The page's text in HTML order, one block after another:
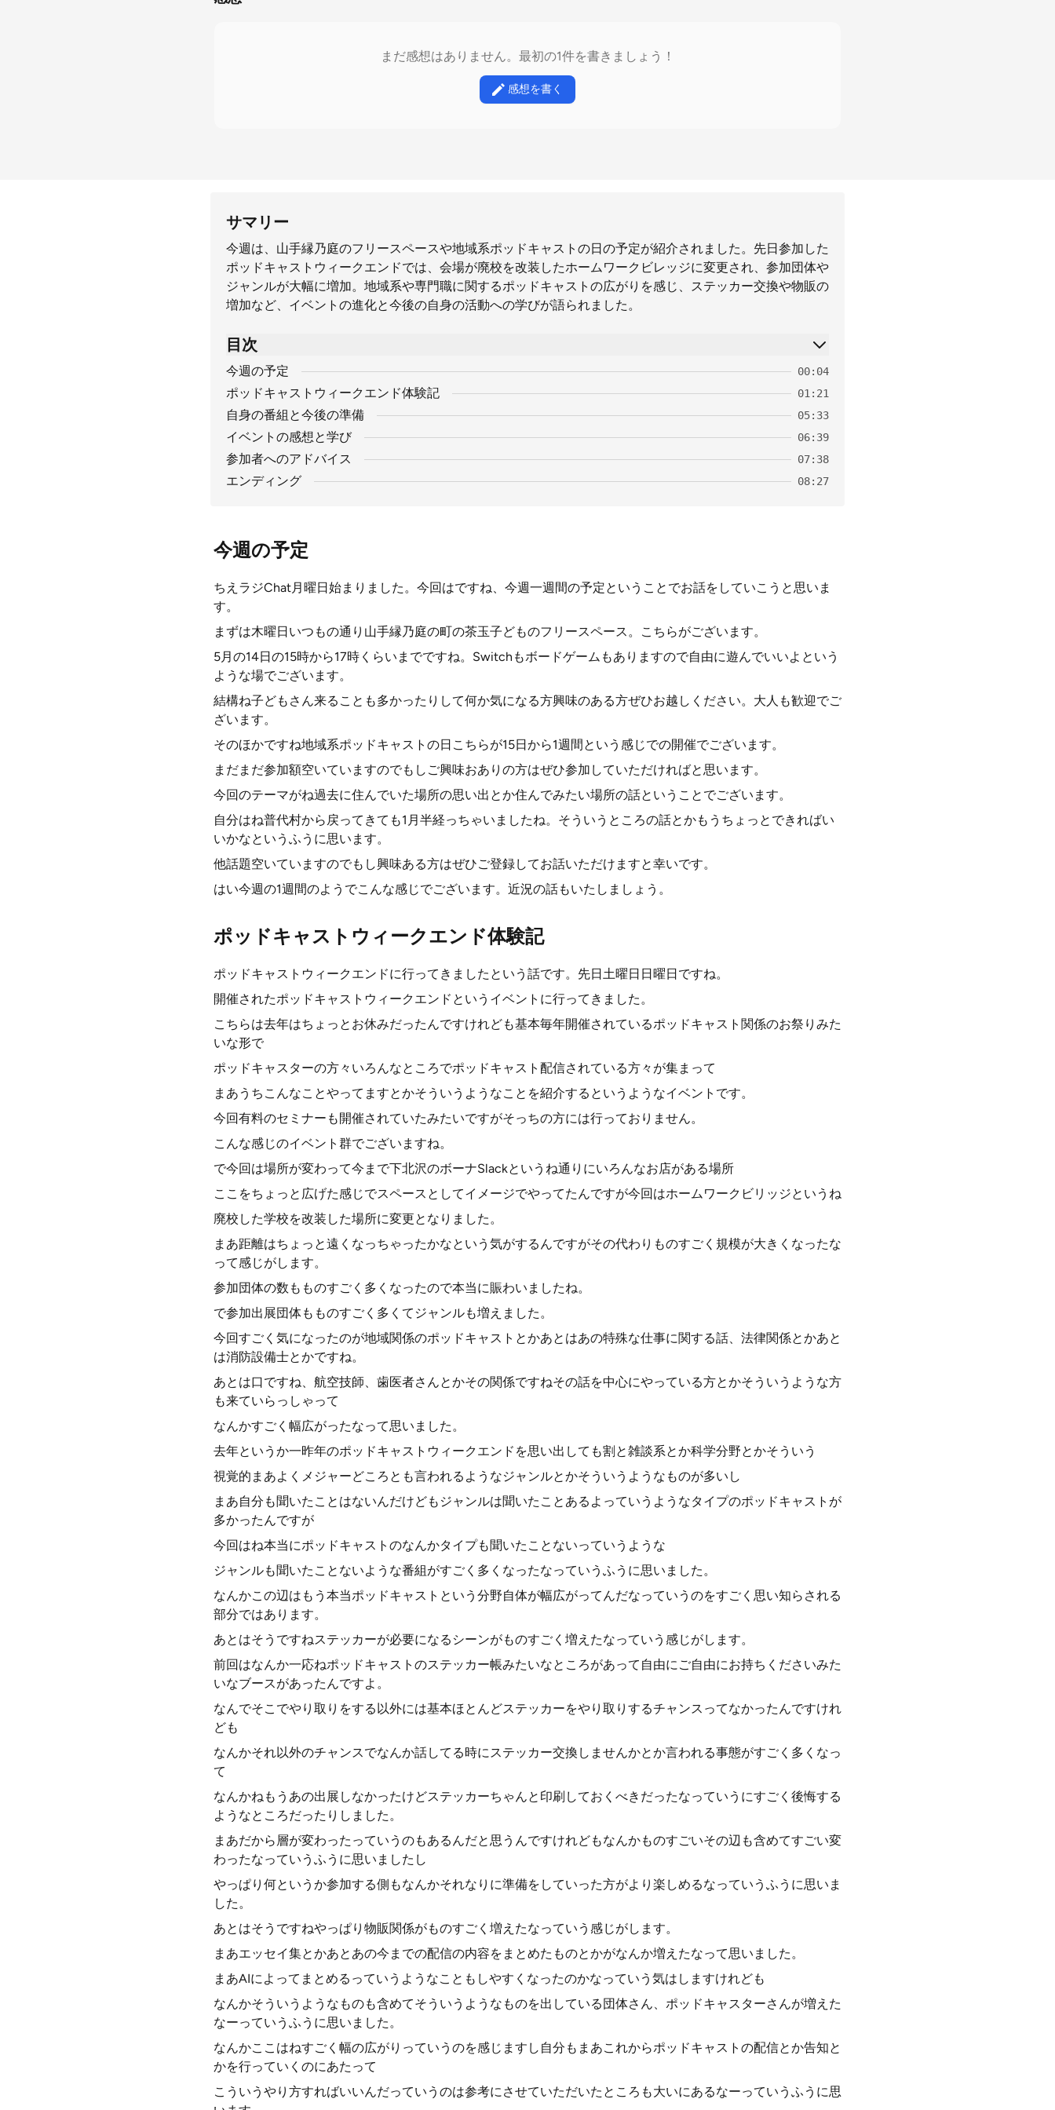
まだ感想はありません。最初の1件を書きましょう！
感想を書く
サマリー
今週は、山手縁乃庭のフリースペースや地域系ポッドキャストの日の予定が紹介されました。先日参加した
ポッドキャストウィークエンドでは、会場が廃校を改装したホームワークビレッジに変更され、参加団体や
ジャンルが大幅に増加。地域系や専門職に関するポッドキャストの広がりを感じ、ステッカー交換や物販の
増加など、イベントの進化と今後の自身の活動への学びが語られました。
目次
今週の予定 00:04
ポッドキャストウィークエンド体験記 01:21
自身の番組と今後の準備 05:33
イベントの感想と学び 06:39
参加者へのアドバイス 07:38
エンディング 08:27
今週の予定
ちえラジChat月曜日始まりました。今回はですね、今週一週間の予定ということでお話をしていこうと思いま
す。
まずは木曜日いつもの通り山手縁乃庭の町の茶玉子どものフリースペース。こちらがございます。
5月の14日の15時から17時くらいまでですね。Switchもボードゲームもありますので自由に遊んでいいよという
ような場でございます。
結構ね子どもさん来ることも多かったりして何か気になる方興味のある方ぜひお越しください。大人も歓迎でご
ざいます。
そのほかですね地域系ポッドキャストの日こちらが15日から1週間という感じでの開催でございます。
まだまだ参加額空いていますのでもしご興味おありの方はぜひ参加していただければと思います。
今回のテーマがね過去に住んでいた場所の思い出とか住んでみたい場所の話ということでございます。
自分はね普代村から戻ってきても1月半経っちゃいましたね。そういうところの話とかもうちょっとできればい
いかなというふうに思います。
他話題空いていますのでもし興味ある方はぜひご登録してお話いただけますと幸いです。
はい今週の1週間のようでこんな感じでございます。近況の話もいたしましょう。
ポッドキャストウィークエンド体験記
ポッドキャストウィークエンドに行ってきましたという話です。先日土曜日日曜日ですね。
開催されたポッドキャストウィークエンドというイベントに行ってきました。
こちらは去年はちょっとお休みだったんですけれども基本毎年開催されているポッドキャスト関係のお祭りみた
いな形で
ポッドキャスターの方々いろんなところでポッドキャスト配信されている方々が集まって
まあうちこんなことやってますとかそういうようなことを紹介するというようなイベントです。
今回有料のセミナーも開催されていたみたいですがそっちの方には行っておりません。
こんな感じのイベント群でございますね。
で今回は場所が変わって今まで下北沢のボーナSlackというね通りにいろんなお店がある場所
ここをちょっと広げた感じでスペースとしてイメージでやってたんですが今回はホームワークビリッジというね
廃校した学校を改装した場所に変更となりました。
まあ距離はちょっと遠くなっちゃったかなという気がするんですがその代わりものすごく規模が大きくなったな
って感じがします。
参加団体の数もものすごく多くなったので本当に賑わいましたね。
で参加出展団体もものすごく多くてジャンルも増えました。
今回すごく気になったのが地域関係のポッドキャストとかあとはあの特殊な仕事に関する話、法律関係とかあと
は消防設備士とかですね。
あとは口ですね、航空技師、歯医者さんとかその関係ですねその話を中心にやっている方とかそういうような方
も来ていらっしゃって
なんかすごく幅広がったなって思いました。
去年というか一昨年のポッドキャストウィークエンドを思い出しても割と雑談系とか科学分野とかそういう
視覚的まあよくメジャーどころとも言われるようなジャンルとかそういうようなものが多いし
まあ自分も聞いたことはないんだけどもジャンルは聞いたことあるよっていうようなタイプのポッドキャストが
多かったんですが
今回はね本当にポッドキャストのなんかタイプも聞いたことないっていうような
ジャンルも聞いたことないような番組がすごく多くなったなっていうふうに思いました。
なんかこの辺はもう本当ポッドキャストという分野自体が幅広がってんだなっていうのをすごく思い知らされる
部分ではあります。
あとはそうですねステッカーが必要になるシーンがものすごく増えたなっていう感じがします。
前回はなんか一応ねポッドキャストのステッカー帳みたいなところがあって自由にご自由にお持ちくださいみた
いなブースがあったんですよ。
なんでそこでやり取りをする以外には基本ほとんどステッカーをやり取りするチャンスってなかったんですけれ
ども
なんかそれ以外のチャンスでなんか話してる時にステッカー交換しませんかとか言われる事態がすごく多くなっ
て
なんかねもうあの出展しなかったけどステッカーちゃんと印刷しておくべきだったなっていうにすごく後悔する
ようなところだったりしました。
まあだから層が変わったっていうのもあるんだと思うんですけれどもなんかものすごいその辺も含めてすごい変
わったなっていうふうに思いましたし
やっぱり何というか参加する側もなんかそれなりに準備をしていった方がより楽しめるなっていうふうに思いま
した。
あとはそうですねやっぱり物販関係がものすごく増えたなっていう感じがします。
まあエッセイ集とかあとあの今までの配信の内容をまとめたものとかがなんか増えたなって思いました。
まあAIによってまとめるっていうようなこともしやすくなったのかなっていう気はしますけれども
なんかそういうようなものも含めてそういうようなものを出している団体さん、ポッドキャスターさんが増えた
なーっていうふうに思いました。
なんかここはねすごく幅の広がりっていうのを感じますし自分もまあこれからポッドキャストの配信とか告知と
かを行っていくのにあたって
こういうやり方すればいいんだっていうのは参考にさせていただいたところも大いにあるなーっていうふうに思